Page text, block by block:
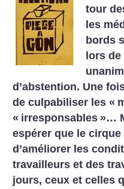
tour
les
bords
lors
d’abstention. Une
de culpabiliser les «
« irresponsables »…
espérer que le
d’améliorer les
travailleurs et des
jours, ceux et celles